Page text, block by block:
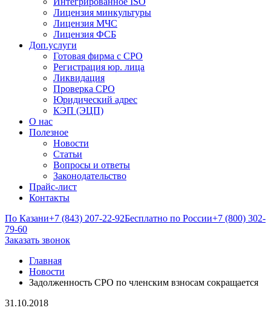
Лицензия минкультуры
Лицензия МЧС
Лицензия ФСБ
Доп.услуги
Готовая фирма с СРО
Регистрация юр. лица
Ликвидация
Проверка СРО
Юридический адрес
КЭП (ЭЦП)
О нас
Полезное
Новости
Статьи
Вопросы и ответы
Законодательство
Прайс-лист
Контакты
По Казани+7 (843) 207-22-92Бесплатно по России+7 (800) 302-
79-60
Заказать звонок
Главная
Новости
Задолженность СРО по членским взносам сокращается
31.10.2018